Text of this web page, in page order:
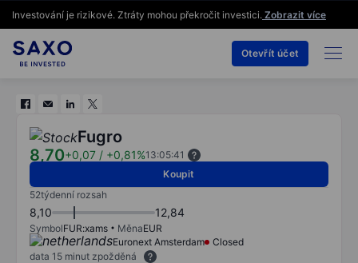
Investování je rizikové. Ztráty mohou překročit investici. Zobrazit více
Otevřít účet
Fugro
8,70+0,07 / +0,81%13:05:41
Koupit
52týdenní rozsah
8,10 12,84
SymbolFUR:xams MěnaEUR
Euronext Amsterdam
Closed
data 15 minut zpožděná